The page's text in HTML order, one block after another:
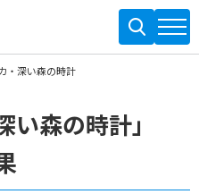
・深い森の時計
い森の時計」